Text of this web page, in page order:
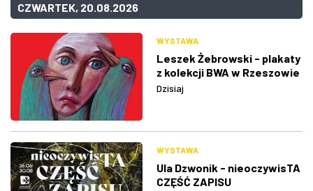
CZWARTEK, 20.08.2026
WYSTAWA
Leszek Żebrowski - plakaty
z kolekcji BWA w Rzeszowie
Dzisiaj
WYSTAWA
Ula Dzwonik - nieoczywisTA
CZĘŚĆ ZAPISU